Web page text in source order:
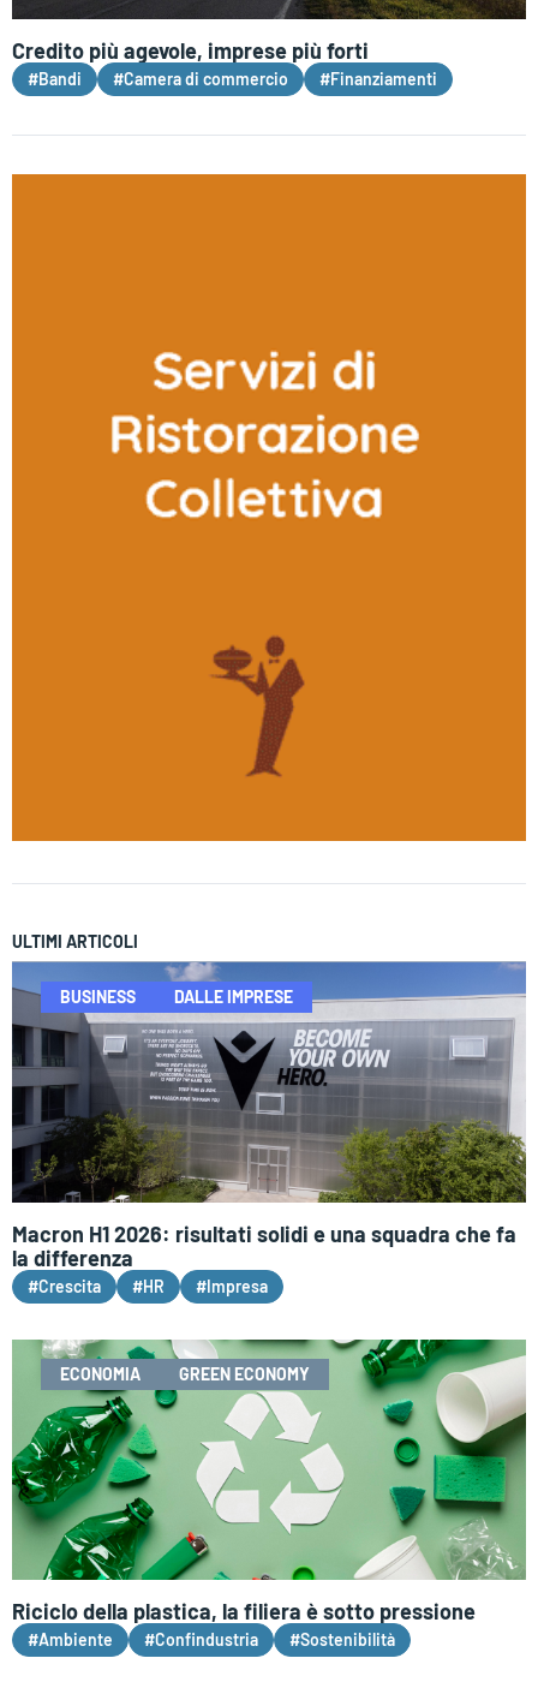
Credito più agevole, imprese più forti
#Bandi #Camera di commercio #Finanziamenti
ULTIMI ARTICOLI
BUSINESS DALLE IMPRESE
Macron H1 2026: risultati solidi e una squadra che fa
la differenza
#Crescita #HR #Impresa
ECONOMIA GREEN ECONOMY
Riciclo della plastica, la filiera è sotto pressione
#Ambiente #Confindustria #Sostenibilità